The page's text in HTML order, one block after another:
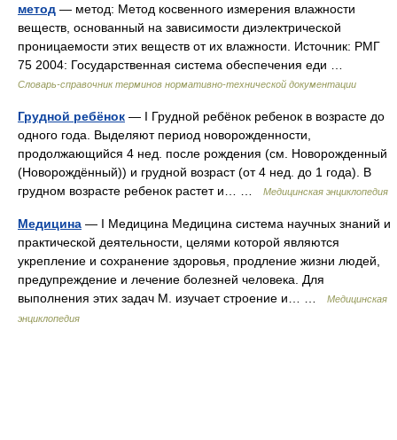
метод — метод: Метод косвенного измерения влажности
веществ, основанный на зависимости диэлектрической
проницаемости этих веществ от их влажности. Источник: РМГ
75 2004: Государственная система обеспечения еди …
Словарь-справочник терминов нормативно-технической документации
Грудной ребёнок — I Грудной ребёнок ребенок в возрасте до
одного года. Выделяют период новорожденности,
продолжающийся 4 нед. после рождения (см. Новорожденный
(Новорождённый)) и грудной возраст (от 4 нед. до 1 года). В
грудном возрасте ребенок растет и… …
Медицинская энциклопедия
Медицина — I Медицина Медицина система научных знаний и
практической деятельности, целями которой являются
укрепление и сохранение здоровья, продление жизни людей,
предупреждение и лечение болезней человека. Для
выполнения этих задач М. изучает строение и… …
Медицинская
энциклопедия